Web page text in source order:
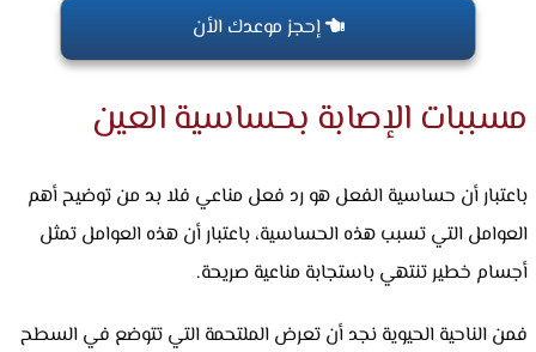
إحجز موعدك الأن
مسببات الإصابة بحساسية العين
باعتبار أن حساسية الفعل هو رد فعل مناعي فلا بد من توضيح أهم
العوامل التي تسبب هذه الحساسية، باعتبار أن هذه العوامل تمثل
أجسام خطير تنتهي باستجابة مناعية صريحة.
فمن الناحية الحيوية نجد أن تعرض الملتحمة التي تتوضع في السطح